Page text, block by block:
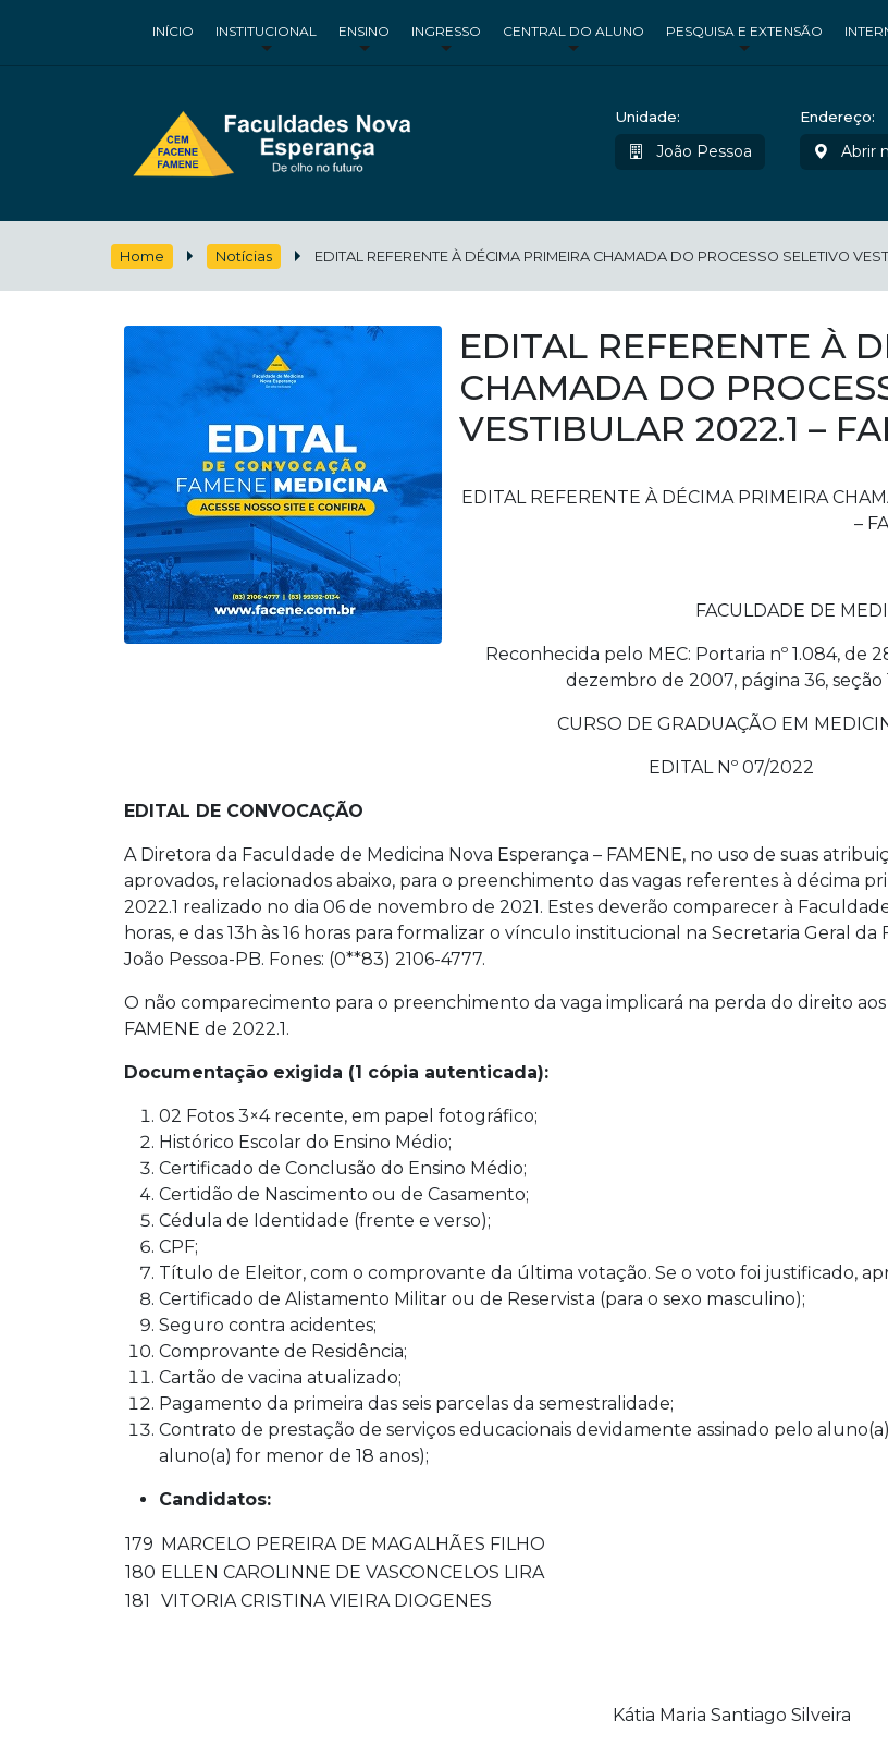
INÍCIO INSTITUCIONAL ENSINO INGRESSO CENTRAL DO ALUNO PESQUISA E EXTENSÃO
Unidade:
João Pessoa
Endereço:
Abrir
Home Notícias EDITAL REFERENTE À DÉCIMA PRIMEIRA CHAMADA DO PROCESSO SELETIVO
EDITAL REFERENTE À
CHAMADA DO
VESTIBULAR 2022.1 –
EDITAL REFERENTE À DÉCIMA PRIMEIRA
–
FACULDADE DE
Reconhecida pelo MEC: Portaria nº 1.084, de
dezembro de 2007, página 36, seção
CURSO DE GRADUAÇÃO EM
EDITAL Nº 07/2022
EDITAL DE CONVOCAÇÃO
A Diretora da Faculdade de Medicina Nova Esperança – FAMENE, no uso de suas
aprovados, relacionados abaixo, para o preenchimento das vagas referentes à décima
2022.1 realizado no dia 06 de novembro de 2021. Estes deverão comparecer à
horas, e das 13h às 16 horas para formalizar o vínculo institucional na Secretaria Geral da
João Pessoa-PB. Fones: (0**83) 2106-4777.
O não comparecimento para o preenchimento da vaga implicará na perda do direito
FAMENE de 2022.1.
Documentação exigida (1 cópia autenticada):
02 Fotos 3×4 recente, em papel fotográfico;
Histórico Escolar do Ensino Médio;
Certificado de Conclusão do Ensino Médio;
Certidão de Nascimento ou de Casamento;
Cédula de Identidade (frente e verso);
CPF;
Título de Eleitor, com o comprovante da última votação. Se o voto foi justificado,
Certificado de Alistamento Militar ou de Reservista (para o sexo masculino);
Seguro contra acidentes;
Comprovante de Residência;
Cartão de vacina atualizado;
Pagamento da primeira das seis parcelas da semestralidade;
Contrato de prestação de serviços educacionais devidamente assinado pelo
aluno(a) for menor de 18 anos);
Candidatos:
179 MARCELO PEREIRA DE MAGALHÃES FILHO
180 ELLEN CAROLINNE DE VASCONCELOS LIRA
181
VITORIA CRISTINA VIEIRA DIOGENES
Kátia Maria Santiago Silveira